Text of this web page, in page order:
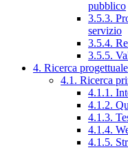
pubblico
3.5.3.
servizio
3.5.4.
3.5.5.
4. Ricerca progettuale
4.1. Ricerca
4.1.1.
4.1.2.
4.1.3.
4.1.4.
4.1.5.